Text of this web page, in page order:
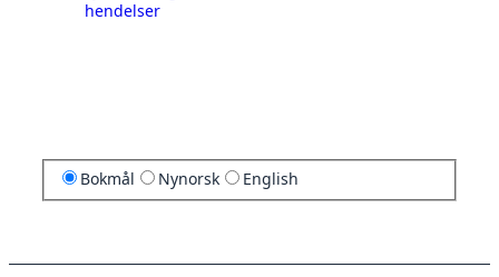
hendelser
Bokmål Nynorsk English